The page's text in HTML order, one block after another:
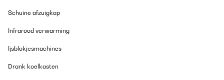
Schuine afzuigkap
Infrarood verwarming
Ijsblokjesmachines
Drank koelkasten